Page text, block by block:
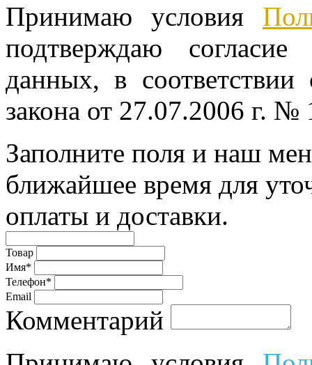
Принимаю условия
подтверждаю
данных, в
закона от 27.07.2006 г.
Заполните поля и наш
ближайшее время для
оплаты и доставки.
Товар
Имя*
Телефон*
Email
Комментарий